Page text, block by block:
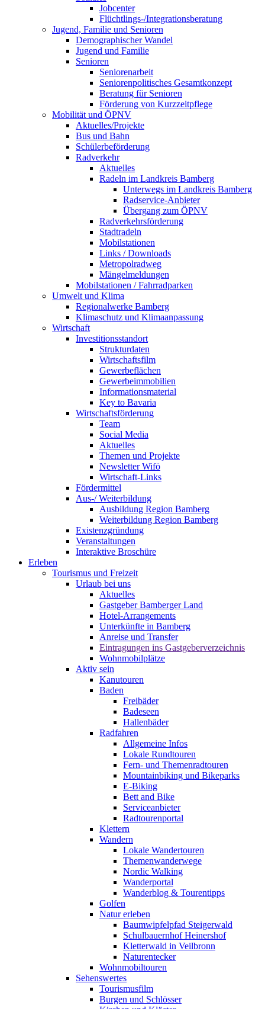
Jobcenter
Flüchtlings-/Integrationsberatung
Jugend, Familie und Senioren
Demographischer Wandel
Jugend und Familie
Senioren
Seniorenarbeit
Seniorenpolitisches Gesamtkonzept
Beratung für Senioren
Förderung von Kurzzeitpflege
Mobilität und ÖPNV
Aktuelles/Projekte
Bus und Bahn
Schülerbeförderung
Radverkehr
Aktuelles
Radeln im Landkreis Bamberg
Unterwegs im Landkreis Bamberg
Radservice-Anbieter
Übergang zum ÖPNV
Radverkehrsförderung
Stadtradeln
Mobilstationen
Links / Downloads
Metropolradweg
Mängelmeldungen
Mobilstationen / Fahrradparken
Umwelt und Klima
Regionalwerke Bamberg
Klimaschutz und Klimaanpassung
Wirtschaft
Investitionsstandort
Strukturdaten
Wirtschaftsfilm
Gewerbeflächen
Gewerbeimmobilien
Informationsmaterial
Key to Bavaria
Wirtschaftsförderung
Team
Social Media
Aktuelles
Themen und Projekte
Newsletter Wifö
Wirtschaft-Links
Fördermittel
Aus-/ Weiterbildung
Ausbildung Region Bamberg
Weiterbildung Region Bamberg
Existenzgründung
Veranstaltungen
Interaktive Broschüre
Erleben
Tourismus und Freizeit
Urlaub bei uns
Aktuelles
Gastgeber Bamberger Land
Hotel-Arrangements
Unterkünfte in Bamberg
Anreise und Transfer
Eintragungen ins Gastgeberverzeichnis
Wohnmobilplätze
Aktiv sein
Kanutouren
Baden
Freibäder
Badeseen
Hallenbäder
Radfahren
Allgemeine Infos
Lokale Rundtouren
Fern- und Themenradtouren
Mountainbiking und Bikeparks
E-Biking
Bett and Bike
Serviceanbieter
Radtourenportal
Klettern
Wandern
Lokale Wandertouren
Themenwanderwege
Nordic Walking
Wanderportal
Wanderblog & Tourentipps
Golfen
Natur erleben
Baumwipfelpfad Steigerwald
Schulbauernhof Heinershof
Kletterwald in Veilbronn
Naturentecker
Wohnmobiltouren
Sehenswertes
Tourismusfilm
Burgen und Schlösser